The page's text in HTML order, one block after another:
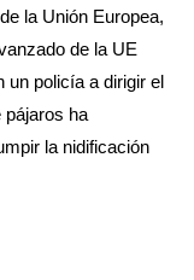
la Unión Europea,
de la UE
un policía a dirigir el
pájaros ha
la nidificación